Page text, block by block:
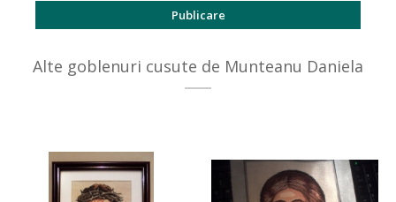
Alte goblenuri cusute de Munteanu Daniela